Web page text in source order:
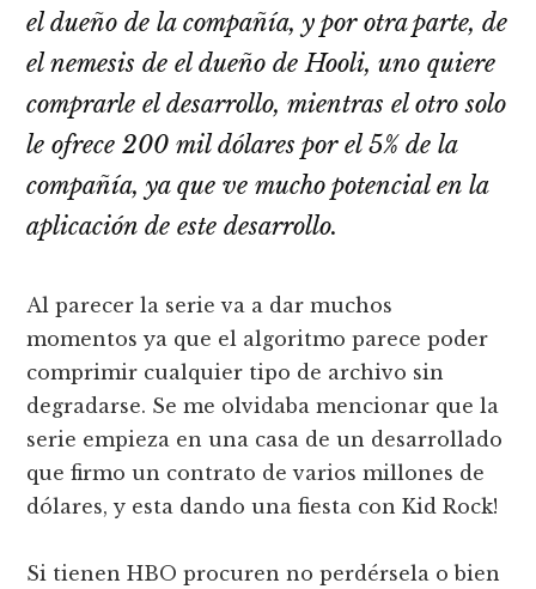
el dueño de la compañía, y por otra parte, de
el nemesis de el dueño de Hooli, uno quiere
comprarle el desarrollo, mientras el otro solo
le ofrece 200 mil dólares por el 5% de la
compañía, ya que ve mucho potencial en la
aplicación de este desarrollo.
Al parecer la serie va a dar muchos
momentos ya que el algoritmo parece poder
comprimir cualquier tipo de archivo sin
degradarse. Se me olvidaba mencionar que la
serie empieza en una casa de un desarrollado
que firmo un contrato de varios millones de
dólares, y esta dando una fiesta con Kid Rock!
Si tienen HBO procuren no perdérsela o bien